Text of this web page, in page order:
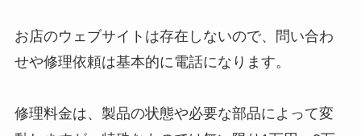
お店のウェブサイトは存在しないので、問い合わ
せや修理依頼は基本的に電話になります。
修理料金は、製品の状態や必要な部品によって変